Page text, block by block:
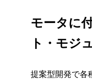
モータに
ト・モジ
提案型開発で各